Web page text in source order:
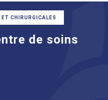
CHIRURGICALES
de soins